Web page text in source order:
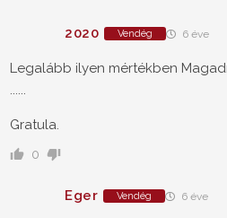
2020 Vendég 6 éve
Legalább ilyen mértékben
......
Gratula.
0
Eger Vendég 6 éve